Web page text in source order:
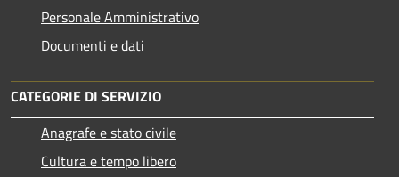
Personale Amministrativo
Documenti e dati
CATEGORIE DI SERVIZIO
Anagrafe e stato civile
Cultura e tempo libero